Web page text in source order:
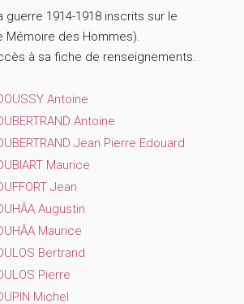
1914-1918 inscrits sur le
Mémoire des Hommes).
à sa fiche de renseignements.
Antoine
Antoine
Jean Pierre Edouard
Maurice
Jean
Augustin
Maurice
Bertrand
Pierre
Michel